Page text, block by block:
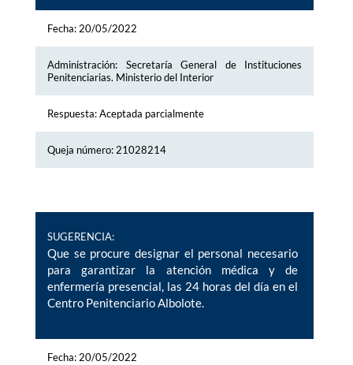
Fecha: 20/05/2022
Administración: Secretaría General de Instituciones
Penitenciarias. Ministerio del Interior
Respuesta: Aceptada parcialmente
Queja número: 21028214
SUGERENCIA:
Que se procure designar el personal necesario
para garantizar la atención médica y de
enfermería presencial, las 24 horas del día en el
Centro Penitenciario Albolote.
Fecha: 20/05/2022